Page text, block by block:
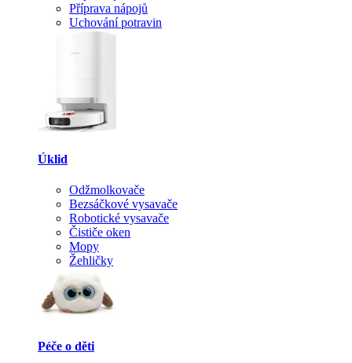
Příprava nápojů
Uchování potravin
Úklid
Odžmolkovače
Bezsáčkové vysavače
Robotické vysavače
Čističe oken
Mopy
Žehličky
Péče o děti